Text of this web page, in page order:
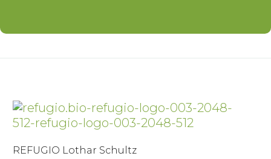
REFUGIO Lothar Schultz